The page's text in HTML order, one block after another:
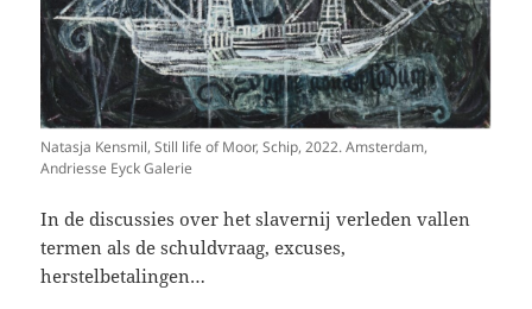
Natasja Kensmil, Still life of Moor, Schip, 2022. Amsterdam,
Andriesse Eyck Galerie
In de discussies over het slavernij verleden vallen
termen als de schuldvraag, excuses,
herstelbetalingen…